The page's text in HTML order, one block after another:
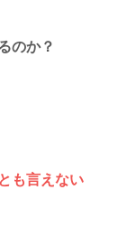
のか？
も言えない